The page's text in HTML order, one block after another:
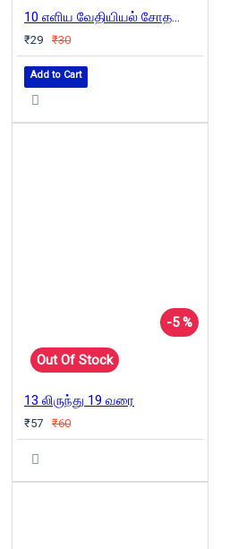
10 எளிய வேதியியல் சோதனைகள்
₹29 ₹30
Add to Cart
-5 %
Out Of Stock
13 லிருந்து 19 வரை
₹57 ₹60